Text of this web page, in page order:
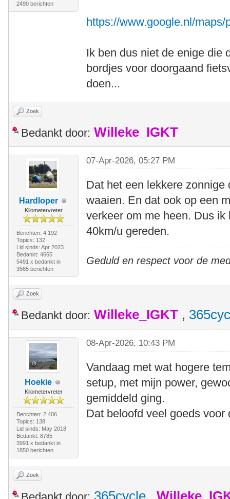
2490 berichten
https://www.google.nl/
Ik ben dus niet de enige die
bordjes voor doorgaand
doen...
Zoek
Bedankt door: Willeke_IGKT
Hardloper
Kilometervreter
Berichten: 4.192
Topics: 132
Lid sinds: Apr 2023
Bedankt: 4665
5491 x bedankt in
3565 berichten
07-Apr-2026, 05:27 PM
Dat het een lekkere
waaien. En dat ook op een
verkeer om me heen. Dus
40km/u gereden.
Geduld en respect voor de
Zoek
Bedankt door: Willeke_IGKT ,
Hoekie
Kilometervreter
Berichten: 2.406
Topics: 138
Lid sinds: May 2018
Bedankt: 8785
3991 x bedankt in
1850 berichten
08-Apr-2026, 10:43 PM
Vandaag met wat hogere
setup, met mijn power,
gemiddeld ging.
Dat beloofd veel goeds
Zoek
365cycle ,